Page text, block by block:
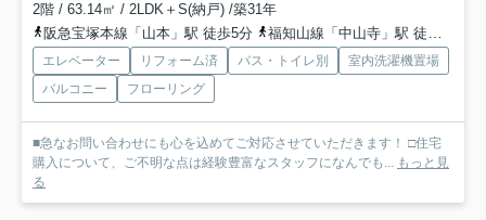
2階 / 63.14㎡ / 2LDK＋S(納戸) /築31年
阪急宝塚本線「山本」駅 徒歩5分
福知山線「中山寺」駅 徒歩19分
エレベーター リフォーム済 バス・トイレ別
室内洗濯機置場
バルコニー
フローリング
■急なお問い合わせにも心を込めてご対応させていただきます！ □住宅
購入について、ご不明な点は経験豊富なスタッフになんでも... もっと見
る